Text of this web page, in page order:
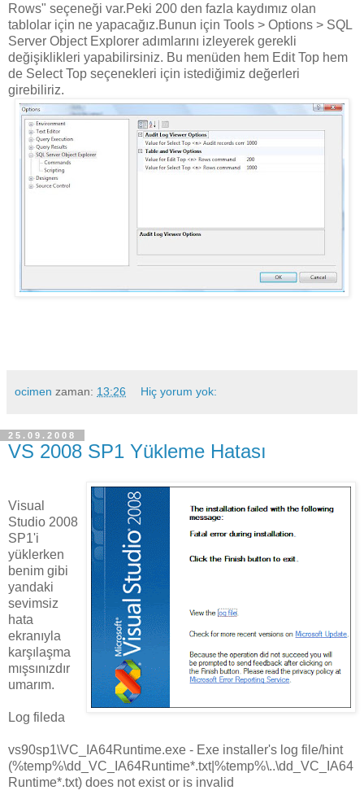
Rows" seçeneği var.Peki 200 den fazla kaydımız olan
tablolar için ne yapacağız.Bunun için Tools > Options > SQL
Server Object Explorer adımlarını izleyerek gerekli
değişiklikleri yapabilirsiniz. Bu menüden hem Edit Top hem
de Select Top seçenekleri için istediğimiz değerleri
girebiliriz.
ocimen zaman: 13:26 Hiç yorum yok:
25.09.2008
VS 2008 SP1 Yükleme Hatası
Visual
Studio 2008
SP1'i
yüklerken
benim gibi
yandaki
sevimsiz
hata
ekranıyla
karşılaşma
mışsınızdır
umarım.
Log fileda
vs90sp1\VC_IA64Runtime.exe - Exe installer's log file/hint
(%temp%\dd_VC_IA64Runtime*.txt|%temp%\..\dd_VC_IA64
Runtime*.txt) does not exist or is invalid